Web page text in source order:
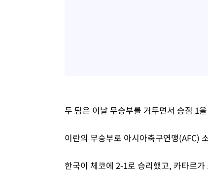
두 팀은 이날 무승부를 거두면서 승점 1
이란의 무승부로 아시아축구연맹(AFC)
한국이 체코에 2-1로 승리했고, 카타르